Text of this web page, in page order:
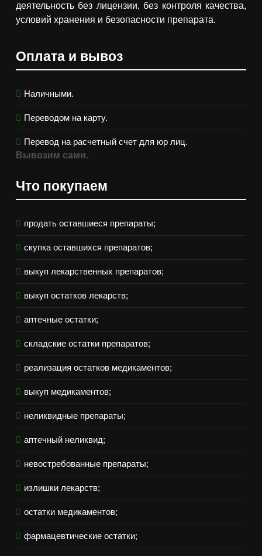
деятельность без лицензии, без контроля качества,
условий хранения и безопасности препарата.
Оплата и вывоз
Наличными.
Переводом на карту.
Перевод на расчетный счет для юр лиц.
Вывозим сами.
Что покупаем
продать оставшиеся препараты;
скупка оставшихся препаратов;
выкуп лекарственных препаратов;
выкуп остатков лекарств;
аптечные остатки;
складские остатки препаратов;
реализация остатков медикаментов;
выкуп медикаментов;
неликвидные препараты;
аптечный неликвид;
невостребованные препараты;
излишки лекарств;
остатки медикаментов;
фармацевтические остатки;